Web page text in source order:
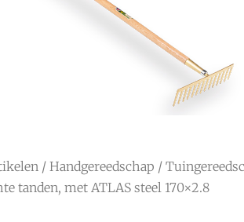
/ Handgereedschap /
tanden, met ATLAS steel 170×2.8